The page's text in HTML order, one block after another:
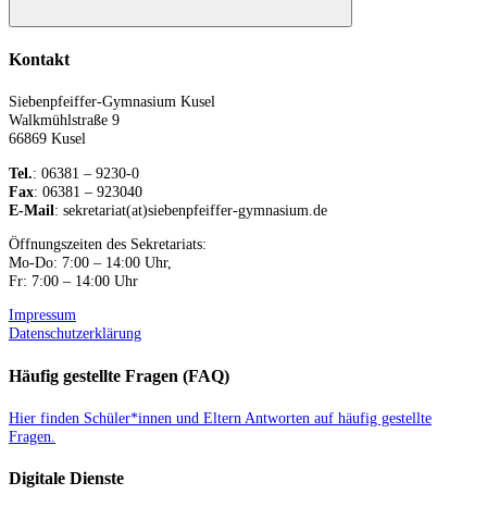
Suchen
Kontakt
Siebenpfeiffer-Gymnasium Kusel
Walkmühlstraße 9
66869 Kusel
Tel.: 06381 – 9230-0
Fax: 06381 – 923040
E-Mail: sekretariat(at)siebenpfeiffer-gymnasium.de
Öffnungszeiten des Sekretariats:
Mo-Do: 7:00 – 14:00 Uhr,
Fr: 7:00 – 14:00 Uhr
Impressum
Datenschutzerklärung
Häufig gestellte Fragen (FAQ)
Hier finden Schüler*innen und Eltern Antworten auf häufig gestellte
Fragen.
Digitale Dienste